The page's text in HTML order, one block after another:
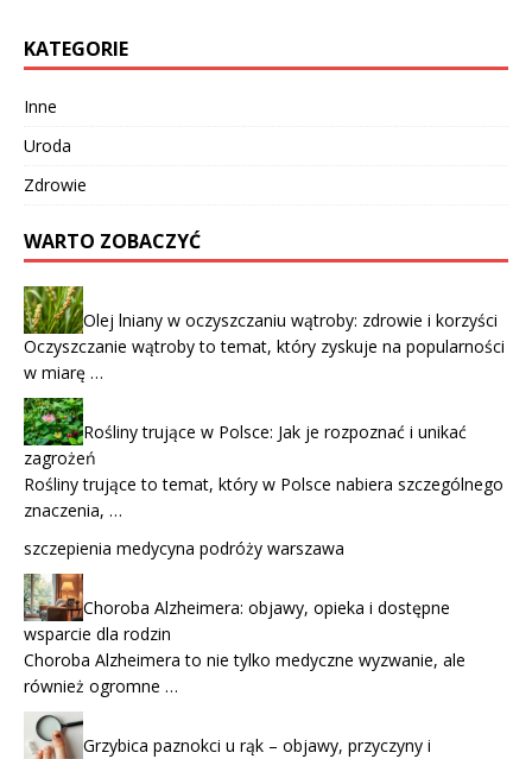
KATEGORIE
Inne
Uroda
Zdrowie
WARTO ZOBACZYĆ
Olej lniany w oczyszczaniu wątroby: zdrowie i korzyści
Oczyszczanie wątroby to temat, który zyskuje na popularności
w miarę …
Rośliny trujące w Polsce: Jak je rozpoznać i unikać
zagrożeń
Rośliny trujące to temat, który w Polsce nabiera szczególnego
znaczenia, …
szczepienia medycyna podróży warszawa
Choroba Alzheimera: objawy, opieka i dostępne
wsparcie dla rodzin
Choroba Alzheimera to nie tylko medyczne wyzwanie, ale
również ogromne …
Grzybica paznokci u rąk – objawy, przyczyny i